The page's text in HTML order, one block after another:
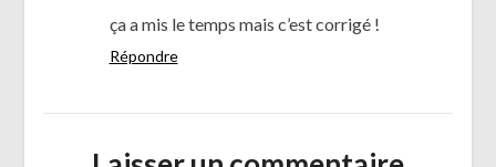
ça a mis le temps mais c’est corrigé !
Répondre